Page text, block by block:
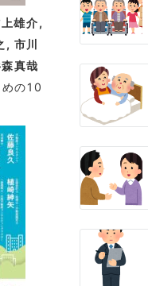
ン
雄介,
市川
真哉
の10